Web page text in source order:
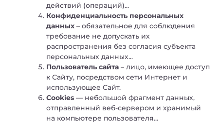
действий (операций)...
Конфиденциальность персональных
данных – обязательное для соблюдения
требование не допускать их
распространения без согласия субъекта
персональных данных...
Пользователь сайта – лицо, имеющее доступ
к Сайту, посредством сети Интернет и
использующее Сайт.
Cookies — небольшой фрагмент данных,
отправленный веб-сервером и хранимый
на компьютере пользователя...